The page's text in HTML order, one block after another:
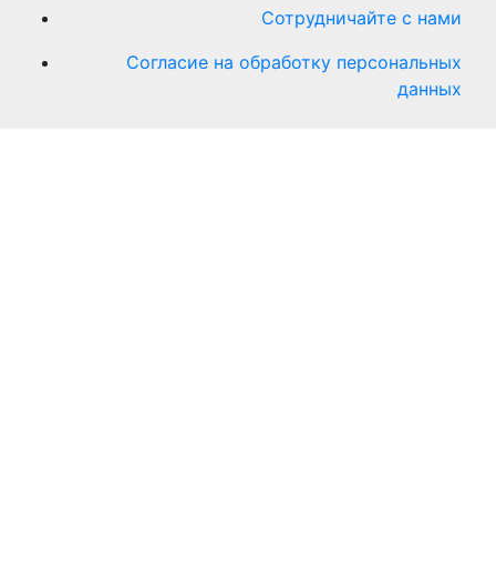
Сотрудничайте с нами
Согласие на обработку персональных
данных